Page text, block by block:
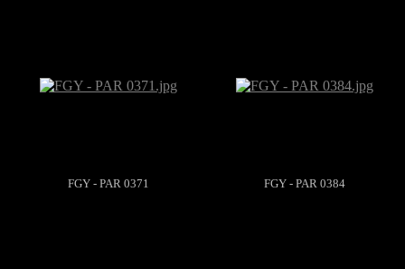
FGY - PAR 0371 FGY - PAR 0384